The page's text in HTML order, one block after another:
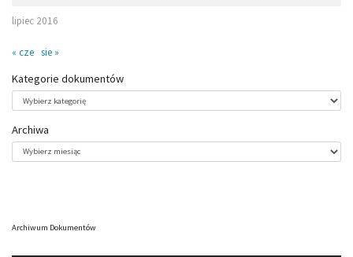
lipiec 2016
« cze sie »
Kategorie dokumentów
dokumentów
Archiwa
Archiwa
Archiwum Dokumentów